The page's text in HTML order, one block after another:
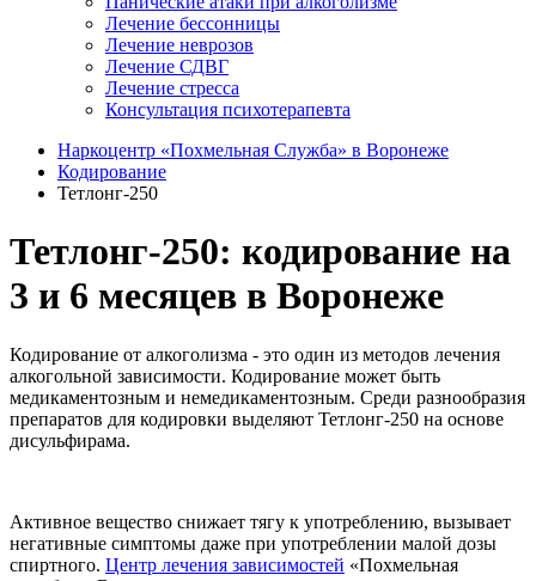
Лечение бессонницы
Лечение неврозов
Лечение СДВГ
Лечение стресса
Консультация психотерапевта
Наркоцентр «Похмельная Служба» в Воронеже
Кодирование
Тетлонг-250
Тетлонг-250: кодирование на
3 и 6 месяцев в Воронеже
Кодирование от алкоголизма - это один из методов лечения
алкогольной зависимости. Кодирование может быть
медикаментозным и немедикаментозным. Среди разнообразия
препаратов для кодировки выделяют Тетлонг-250 на основе
дисульфирама.
Активное вещество снижает тягу к употреблению, вызывает
негативные симптомы даже при употреблении малой дозы
спиртного. Центр лечения зависимостей «Похмельная